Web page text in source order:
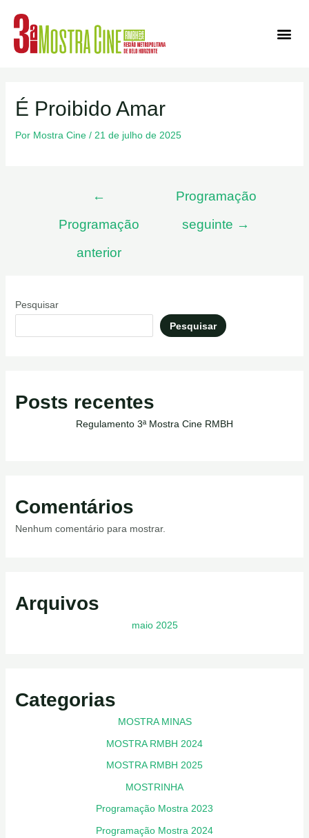
É Proibido Amar
Por Mostra Cine / 21 de julho de 2025
←
Programação
anterior
Programação
seguinte →
Pesquisar
Pesquisar
Posts recentes
Regulamento 3ª Mostra Cine RMBH
Comentários
Nenhum comentário para mostrar.
Arquivos
maio 2025
Categorias
MOSTRA MINAS
MOSTRA RMBH 2024
MOSTRA RMBH 2025
MOSTRINHA
Programação Mostra 2023
Programação Mostra 2024